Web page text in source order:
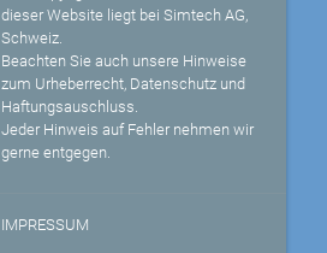
dieser Website liegt bei Simtech AG,
Schweiz.
Beachten Sie auch unsere Hinweise
zum Urheberrecht, Datenschutz und
Haftungsauschluss.
Jeder Hinweis auf Fehler nehmen wir
gerne entgegen.
IMPRESSUM